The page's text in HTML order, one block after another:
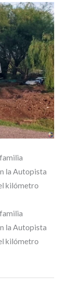
la Autopista
kilómetro
la Autopista
kilómetro